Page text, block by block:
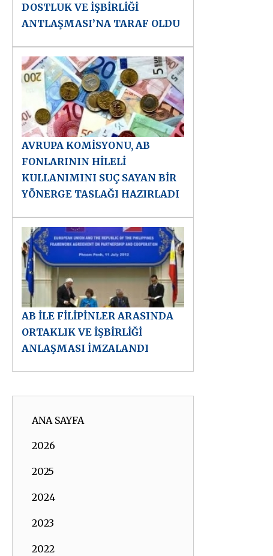
DOSTLUK VE İŞBİRLİĞİ
ANTLAŞMASI’NA TARAF OLDU
AVRUPA KOMİSYONU, AB
FONLARININ HİLELİ
KULLANIMINI SUÇ SAYAN BİR
YÖNERGE TASLAĞI HAZIRLADI
AB İLE FİLİPİNLER ARASINDA
ORTAKLIK VE İŞBİRLİĞİ
ANLAŞMASI İMZALANDI
ANA SAYFA
2026
2025
2024
2023
2022